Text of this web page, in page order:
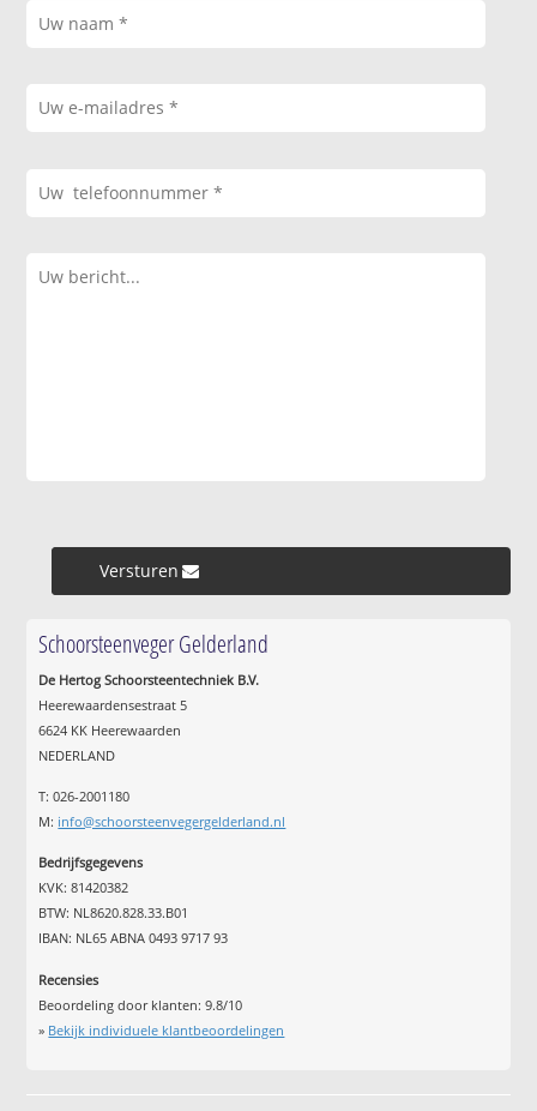
Versturen »
Schoorsteenveger Gelderland
De Hertog Schoorsteentechniek B.V.
Heerewaardensestraat 5
6624 KK Heerewaarden
NEDERLAND
T: 026-2001180
M: info@schoorsteenvegergelderland.nl
Bedrijfsgegevens
KVK: 81420382
BTW: NL8620.828.33.B01
IBAN: NL65 ABNA 0493 9717 93
Recensies
Beoordeling door klanten:9.8/10
» Bekijk individuele klantbeoordelingen